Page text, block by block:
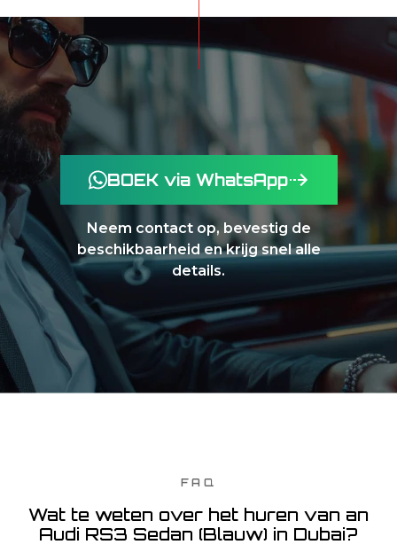
BOEK via WhatsApp
Neem contact op, bevestig de
beschikbaarheid en krijg snel alle
details.
FAQ
Wat te weten over het huren van an
Audi RS3 Sedan (Blauw) in Dubai?